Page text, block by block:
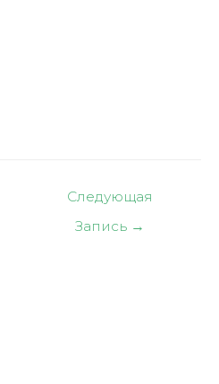
Следующая
Запись →